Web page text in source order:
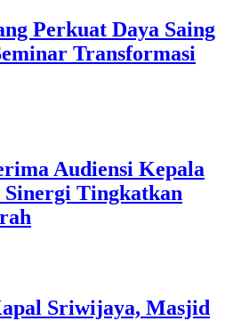
Perkuat Daya Saing
Transformasi
Audiensi Kepala
Sinergi Tingkatkan
Sriwijaya, Masjid